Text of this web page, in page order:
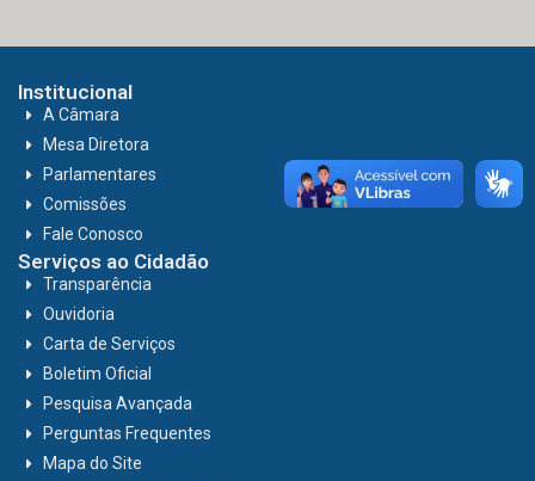
Institucional
A Câmara
Mesa Diretora
Parlamentares
Comissões
Fale Conosco
Serviços ao Cidadão
Transparência
Ouvidoria
Carta de Serviços
Boletim Oficial
Pesquisa Avançada
Perguntas Frequentes
Mapa do Site